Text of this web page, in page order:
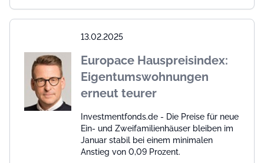
13.02.2025
Europace Hauspreisindex:
Eigentumswohnungen
erneut teurer
Investmentfonds.de - Die Preise für neue
Ein- und Zweifamilienhäuser bleiben im
Januar stabil bei einem minimalen
Anstieg von 0,09 Prozent.